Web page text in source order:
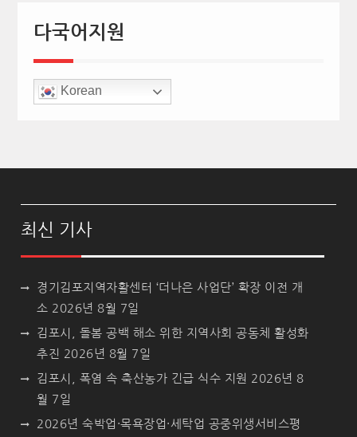
다국어지원
Korean
최신 기사
경기김포지역자활센터 ‘더나은 사업단’ 확장 이전 개
소 2026년 8월 7일
김포시, 돌봄 공백 해소 위한 지역사회 공동체 활성화
추진 2026년 8월 7일
김포시, 폭염 속 축산농가 긴급 식수 지원 2026년 8
월 7일
2026년 숙박업·목욕장업·세탁업 공중위생서비스평